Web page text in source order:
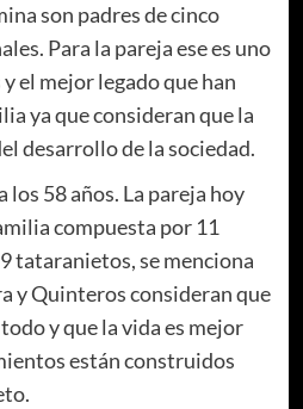
son padres de cinco
Para la pareja ese es uno
el mejor legado que han
ya que consideran que la
desarrollo de la sociedad.
58 años. La pareja hoy
compuesta por 11
tataranietos, se menciona
y Quinteros consideran que
y que la vida es mejor
están construidos